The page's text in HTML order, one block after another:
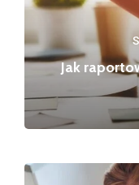
Jak